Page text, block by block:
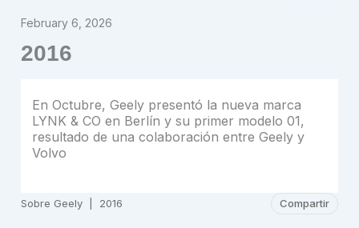
February 6, 2026
2016
En Octubre, Geely presentó la nueva marca
LYNK & CO en Berlín y su primer modelo 01,
resultado de una colaboración entre Geely y
Volvo
Sobre Geely| 2016 Compartir